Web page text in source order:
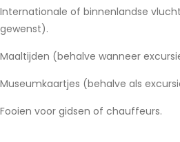
Internationale of binnenlandse
gewenst).
Maaltijden (behalve wanneer
Museumkaartjes (behalve als
Fooien voor gidsen of chauffeurs.